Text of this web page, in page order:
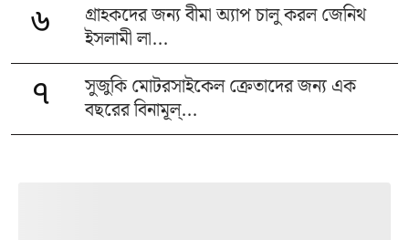
৬
গ্রাহকদের জন্য বীমা অ্যাপ চালু করল জেনিথ
ইসলামী লা...
৭
সুজুকি মোটরসাইকেল ক্রেতাদের জন্য এক
বছরের বিনামূল্...